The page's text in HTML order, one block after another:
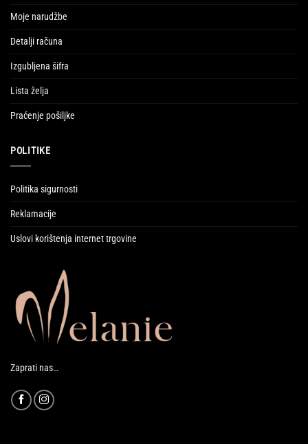
Moje narudžbe
Detalji računa
Izgubljena šifra
Lista želja
Praćenje pošiljke
POLITIKE
Politika sigurnosti
Reklamacije
Uslovi korištenja internet trgovine
Zaprati nas…